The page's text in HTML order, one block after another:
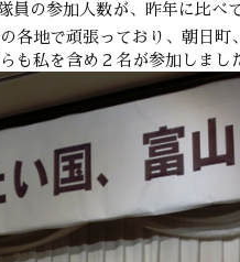
員の参加人数が、昨年に比べ
各地で頑張っており、朝日町
も私を含め２名が参加しまし